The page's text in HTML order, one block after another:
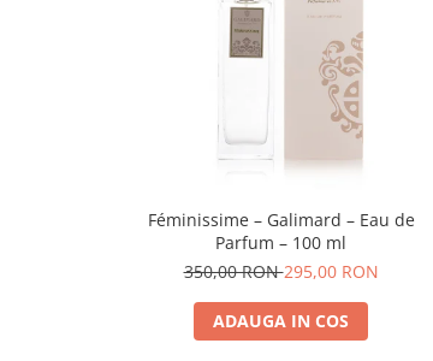
Féminissime – Galimard – Eau de
Parfum – 100 ml
350,00 RON295,00 RON
ADAUGA IN COS